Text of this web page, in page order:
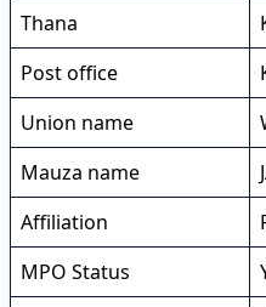
Thana
Post office
Union name
Mauza name
Affiliation
MPO Status